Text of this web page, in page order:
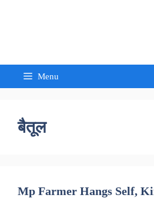
Menu
बैतूल
Mp Farmer Hangs Self,